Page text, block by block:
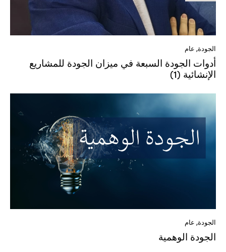
الجودة, عام
أدوات الجودة السبعة في ميزان الجودة للمشاريع
الإنشائية (1)
الجودة, عام
الجودة الوهمية